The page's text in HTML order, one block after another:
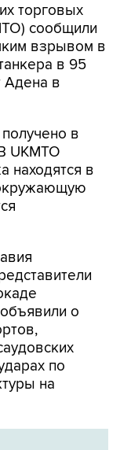
торговых
сообщили
взрывом в
в 95
Адена в
в
UKMTO
находятся в
о
по
на